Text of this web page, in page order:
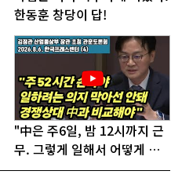
한동훈 창당이 답!
"中은 주6일, 밤 12시까지 근
무. 그렇게 일해서 어떻게 경
쟁하냐 반문하더라"